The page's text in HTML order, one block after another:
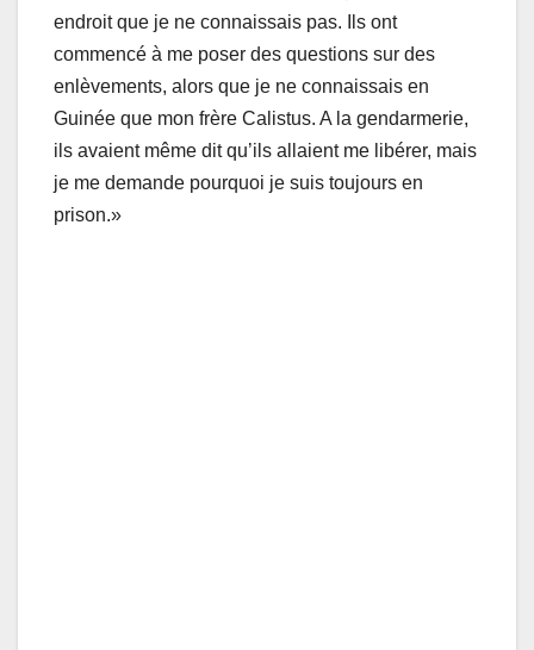
endroit que je ne connaissais pas. Ils ont
commencé à me poser des questions sur des
enlèvements, alors que je ne connaissais en
Guinée que mon frère Calistus. A la gendarmerie,
ils avaient même dit qu’ils allaient me libérer, mais
je me demande pourquoi je suis toujours en
prison.»